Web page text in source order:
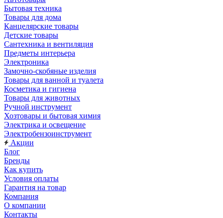
Бытовая техника
Товары для дома
Канцелярские товары
Детские товары
Сантехника и вентиляция
Предметы интерьера
Электроника
Замочно-скобяные изделия
Товары для ванной и туалета
Косметика и гигиена
Товары для животных
Ручной инструмент
Хозтовары и бытовая химия
Электрика и освещение
Электробензоинструмент
Акции
Блог
Бренды
Как купить
Условия оплаты
Гарантия на товар
Компания
О компании
Контакты